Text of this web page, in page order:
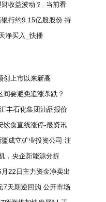
回收益波动？_当前看
行约9.15亿股股份 持
净买入_快播
创上市以来新高
间要避免追涨杀跌？
丰石化集团油品报价
饮食直线涨停-最资讯
成立矿业投资公司 注
，央企新能源分拆
不值得抢？ 焦点速递
22日主力资金净卖出
7天期逆回购 公开市场